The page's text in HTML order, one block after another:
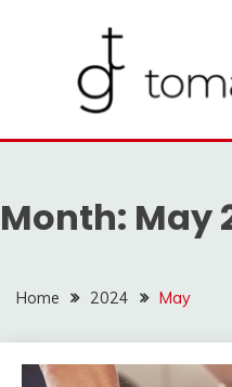
Month: May
Home 2024 May